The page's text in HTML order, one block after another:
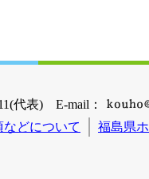
代表) E-mail：
どについて 福島県